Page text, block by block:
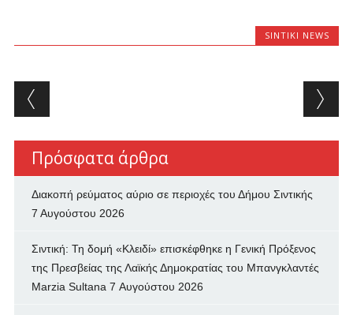
SINTIKI NEWS
Post navigation
Πρόσφατα άρθρα
Διακοπή ρεύματος αύριο σε περιοχές του Δήμου Σιντικής
7 Αυγούστου 2026
Σιντική: Τη δομή «Κλειδί» επισκέφθηκε η Γενική Πρόξενος
της Πρεσβείας της Λαϊκής Δημοκρατίας του Μπανγκλαντές
Marzia Sultana 7 Αυγούστου 2026